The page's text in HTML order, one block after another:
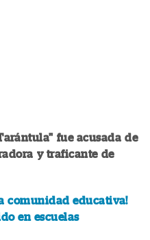
fue acusada de
y traficante de
comunidad educativa!
en escuelas